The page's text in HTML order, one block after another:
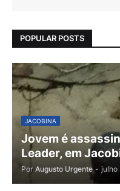
POPULAR POSTS
JACOBINA
Jovem é
Leader, em
Por Augusto Urgente - julho